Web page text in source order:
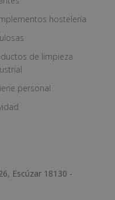
hostelería
de limpieza
personal
Escúzar 18130 -